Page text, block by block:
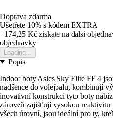
Doprava zdarma
Ušetřete 10% s kódem EXTRA
+174,25 Kč ziskate na dalsi
objednavky
Loading...
Popis
Indoor boty Asics Sky Elite FF 4
nadšence do volejbalu, kombinují
inovativní konstrukci tyto boty
zároveň zajišťují vysokou reaktivitu
všech úrovní, jsou ideální pro ty,